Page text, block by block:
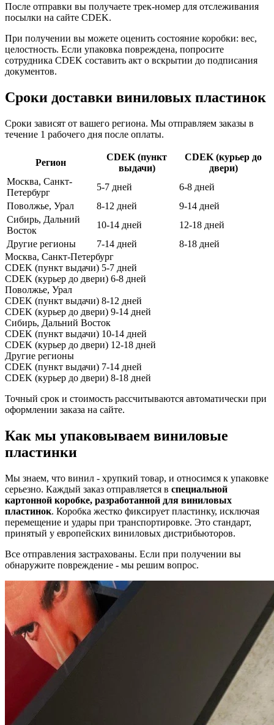
После отправки вы получаете трек-номер для отслеживания
посылки на сайте CDEK.
При получении вы можете оценить состояние коробки: вес,
целостность. Если упаковка повреждена, попросите
сотрудника CDEK составить акт о вскрытии до подписания
документов.
Сроки доставки виниловых пластинок
Сроки зависят от вашего региона. Мы отправляем заказы в
течение 1 рабочего дня после оплаты.
Регион
CDEK (пункт
выдачи)
CDEK (курьер до
двери)
Москва, Санкт-
Петербург
5-7 дней
6-8 дней
Поволжье, Урал
8-12 дней
9-14 дней
Сибирь, Дальний
Восток
10-14 дней
12-18 дней
Другие регионы
7-14 дней
8-18 дней
Москва, Санкт-Петербург
CDEK (пункт выдачи) 5-7 дней
CDEK (курьер до двери) 6-8 дней
Поволжье, Урал
CDEK (пункт выдачи) 8-12 дней
CDEK (курьер до двери) 9-14 дней
Сибирь, Дальний Восток
CDEK (пункт выдачи) 10-14 дней
CDEK (курьер до двери) 12-18 дней
Другие регионы
CDEK (пункт выдачи) 7-14 дней
CDEK (курьер до двери) 8-18 дней
Точный срок и стоимость рассчитываются автоматически при
оформлении заказа на сайте.
Как мы упаковываем виниловые
пластинки
Мы знаем, что винил - хрупкий товар, и относимся к упаковке
серьезно. Каждый заказ отправляется в специальной
картонной коробке, разработанной для виниловых
пластинок. Коробка жестко фиксирует пластинку, исключая
перемещение и удары при транспортировке. Это стандарт,
принятый у европейских виниловых дистрибьюторов.
Все отправления застрахованы. Если при получении вы
обнаружите повреждение - мы решим вопрос.